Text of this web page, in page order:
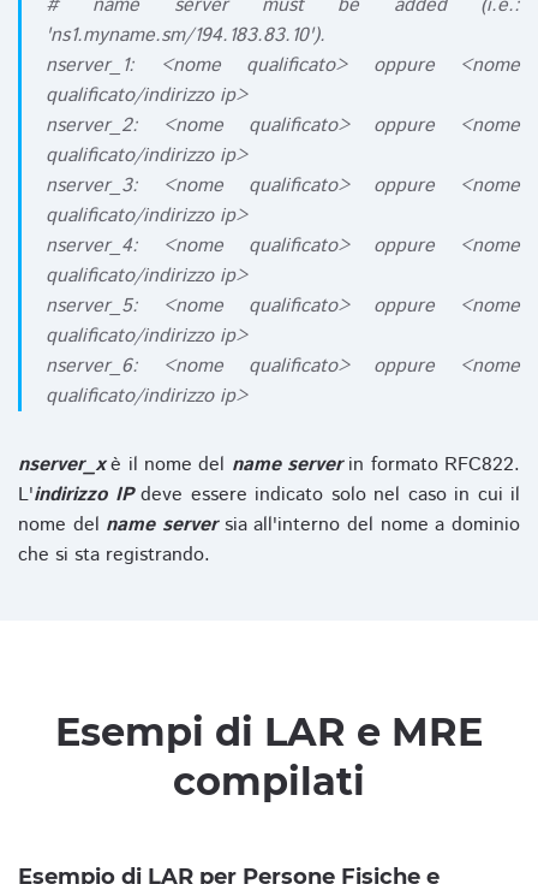
'ns1.myname.sm/194.183.83.10').
nserver_1: <nome qualificato> oppure <nome
qualificato/indirizzo ip>
nserver_2: <nome qualificato> oppure <nome
qualificato/indirizzo ip>
nserver_3: <nome qualificato> oppure <nome
qualificato/indirizzo ip>
nserver_4: <nome qualificato> oppure <nome
qualificato/indirizzo ip>
nserver_5: <nome qualificato> oppure <nome
qualificato/indirizzo ip>
nserver_6: <nome qualificato> oppure <nome
qualificato/indirizzo ip>
nserver_xè il nome del name serverin formato RFC822.
L'indirizzo IPdeve essere indicato solo nel caso in cui il
nome del name serversia all'interno del nome a dominio
che si sta registrando.
Esempi di LAR e MRE
compilati
Esempio di LAR per Persone Fisiche e